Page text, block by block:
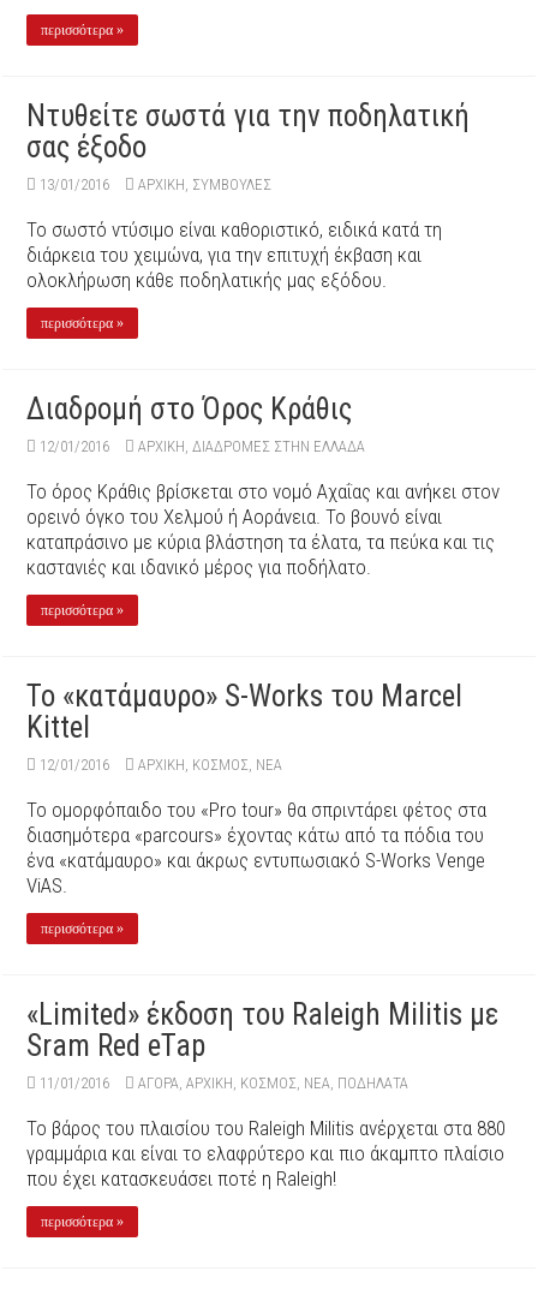
περισσότερα »
Ντυθείτε σωστά για την ποδηλατική
σας έξοδο
13/01/2016 ΑΡΧΙΚΉ, ΣΥΜΒΟΥΛΕΣ
Το σωστό ντύσιμο είναι καθοριστικό, ειδικά κατά τη
διάρκεια του χειμώνα, για την επιτυχή έκβαση και
ολοκλήρωση κάθε ποδηλατικής μας εξόδου.
περισσότερα »
Διαδρομή στο Όρος Κράθις
12/01/2016 ΑΡΧΙΚΉ,ΔΙΑΔΡΟΜΕΣ ΣΤΗΝ ΕΛΛΑΔΑ
Το όρος Κράθις βρίσκεται στο νομό Αχαΐας και ανήκει στον
ορεινό όγκο του Χελμού ή Αοράνεια. Το βουνό είναι
καταπράσινο με κύρια βλάστηση τα έλατα, τα πεύκα και τις
καστανιές και ιδανικό μέρος για ποδήλατο.
περισσότερα »
To «κατάμαυρο» S-Works του Μarcel
Kittel
12/01/2016 ΑΡΧΙΚΉ, ΚΟΣΜΟΣ, ΝΕΑ
Το ομορφόπαιδο του «Pro tour» θα σπριντάρει φέτος στα
διασημότερα «parcours» έχοντας κάτω από τα πόδια του
ένα «κατάμαυρο» και άκρως εντυπωσιακό S-Works Venge
ViAS.
περισσότερα »
«Limited» έκδοση του Raleigh Militis με
Sram Red eTap
11/01/2016 ΑΓΟΡΑ,ΑΡΧΙΚΉ, ΚΟΣΜΟΣ, ΝΕΑ, ΠΟΔΉΛΑΤΑ
Το βάρος του πλαισίου του Raleigh Militis ανέρχεται στα 880
γραμμάρια και είναι το ελαφρύτερο και πιο άκαμπτο πλαίσιο
που έχει κατασκευάσει ποτέ η Raleigh!
περισσότερα »